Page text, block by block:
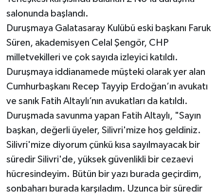
salonunda başlandı.
Duruşmaya Galatasaray Kulübü eski başkanı Faruk
Süren, akademisyen Celal Şengör, CHP
milletvekilleri ve çok sayıda izleyici katıldı.
Duruşmaya iddianamede müşteki olarak yer alan
Cumhurbaşkanı Recep Tayyip Erdoğan’ın avukatı
ve sanık Fatih Altaylı’nın avukatları da katıldı.
Duruşmada savunma yapan Fatih Altaylı, "Sayın
başkan, değerli üyeler, Silivri'mize hoş geldiniz.
Silivri'mize diyorum çünkü kısa sayılmayacak bir
süredir Silivri'de, yüksek güvenlikli bir cezaevi
hücresindeyim. Bütün bir yazı burada geçirdim,
sonbaharı burada karşıladım. Uzunca bir süredir